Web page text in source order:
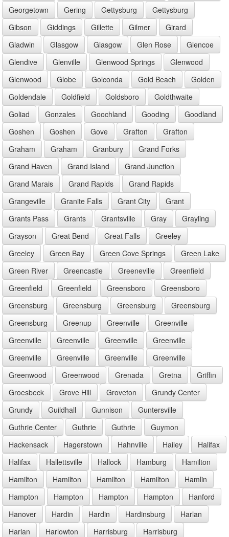
Georgetown
Gering Gettysburg
Gettysburg
Gibson
Giddings Gillette Gilmer
Girard
Gladwin
Glasgow Glasgow Glen Rose
Glencoe
Glendive
Glenville Glenwood Springs
Glenwood
Glenwood
Globe Golconda Gold Beach
Golden
Goldendale
Goldfield Goldsboro
Goldthwaite
Goliad
Gonzales Goochland Gooding
Goodland
Goshen
Goshen Gove Grafton
Grafton
Graham
Graham Granbury
Grand Forks
Grand Haven
Grand Island
Grand Junction
Grand Marais
Grand Rapids
Grand Rapids
Grangeville
Granite Falls Grant City
Grant
Grants Pass
Grants Grantsville Gray
Grayling
Grayson
Great Bend Great Falls
Greeley
Greeley
Green Bay Green Cove Springs
Green Lake
Green River
Greencastle Greeneville
Greenfield
Greenfield
Greenfield Greensboro
Greensboro
Greensburg
Greensburg Greensburg
Greensburg
Greensburg
Greenup Greenville
Greenville
Greenville
Greenville Greenville
Greenville
Greenville
Greenville Greenville
Greenville
Greenwood
Greenwood Grenada Gretna
Griffin
Groesbeck
Grove Hill Groveton
Grundy Center
Grundy
Guildhall Gunnison
Guntersville
Guthrie Center
Guthrie Guthrie
Guymon
Hackensack
Hagerstown Hahnville Hailey
Halifax
Halifax
Hallettsville Hallock Hamburg
Hamilton
Hamilton
Hamilton Hamilton Hamilton
Hamlin
Hampton
Hampton Hampton Hampton
Hanford
Hanover
Hardin Hardin Hardinsburg
Harlan
Harlan
Harlowton Harrisburg
Harrisburg